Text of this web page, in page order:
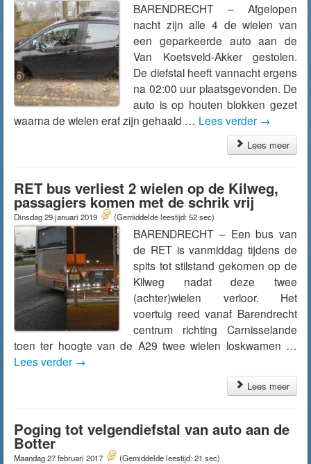
BARENDRECHT – Afgelopen
nacht zijn alle 4 de wielen van
een geparkeerde auto aan de
Van Koetsveld-Akker gestolen.
De diefstal heeft vannacht ergens
na 02:00 uur plaatsgevonden. De
auto is op houten blokken gezet
waarna de wielen eraf zijn gehaald … Lees verder →
Lees meer
RET bus verliest 2 wielen op de Kilweg,
passagiers komen met de schrik vrij
Dinsdag 29 januari 2019 (Gemiddelde leestijd: 52 sec)
BARENDRECHT – Een bus van
de RET is vanmiddag tijdens de
spits tot stilstand gekomen op de
Kilweg nadat deze twee
(achter)wielen verloor. Het
voertuig reed vanaf Barendrecht
centrum richting Carnisselande
toen ter hoogte van de A29 twee wielen loskwamen …
Lees verder →
Lees meer
Poging tot velgendiefstal van auto aan de
Botter
Maandag 27 februari 2017 (Gemiddelde leestijd: 21 sec)